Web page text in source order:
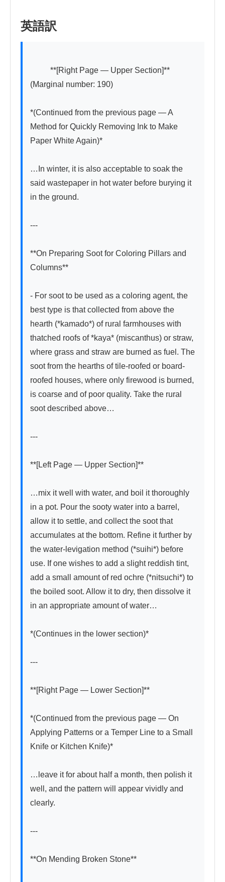
英語訳
(Marginal number: 190)
*(Continued from the previous page — A
Method for Quickly Removing Ink to Make
Paper White Again)*
…In winter, it is also acceptable to soak the
said wastepaper in hot water before burying it
in the ground.
---
**On Preparing Soot for Coloring Pillars and
Columns**
- For soot to be used as a coloring agent, the
best type is that collected from above the
hearth (*kamado*) of rural farmhouses with
thatched roofs of *kaya* (miscanthus) or straw,
where grass and straw are burned as fuel. The
soot from the hearths of tile-roofed or board-
roofed houses, where only firewood is burned,
is coarse and of poor quality. Take the rural
soot described above…
---
**[Left Page — Upper Section]**
…mix it well with water, and boil it thoroughly
in a pot. Pour the sooty water into a barrel,
allow it to settle, and collect the soot that
accumulates at the bottom. Refine it further by
the water-levigation method (*suihi*) before
use. If one wishes to add a slight reddish tint,
add a small amount of red ochre (*nitsuchi*) to
the boiled soot. Allow it to dry, then dissolve it
in an appropriate amount of water…
*(Continues in the lower section)*
---
**[Right Page — Lower Section]**
*(Continued from the previous page — On
Applying Patterns or a Temper Line to a Small
Knife or Kitchen Knife)*
…leave it for about half a month, then polish it
well, and the pattern will appear vividly and
clearly.
---
**On Mending Broken Stone**